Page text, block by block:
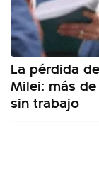
La pérdida
Milei: más
sin trabajo